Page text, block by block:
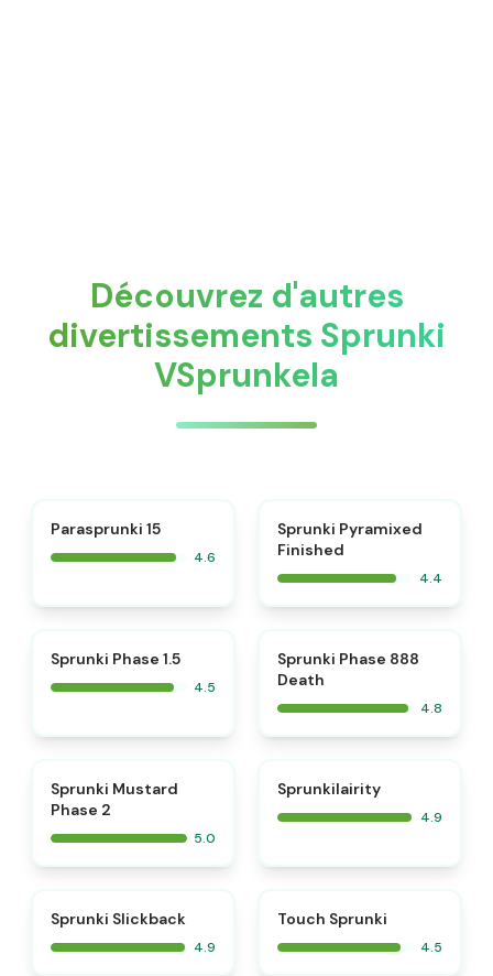
Découvrez d'autres
divertissements Sprunki
VSprunkela
Parasprunki 15
4.6
Sprunki Pyramixed
Finished
4.4
Sprunki Phase 1.5
4.5
Sprunki Phase 888
Death
4.8
Sprunki Mustard
Phase 2
5.0
Sprunkilairity
4.9
Sprunki Slickback
4.9
Touch Sprunki
4.5